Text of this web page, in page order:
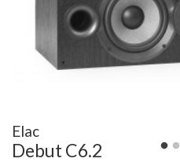
Elac
Debut C6.2